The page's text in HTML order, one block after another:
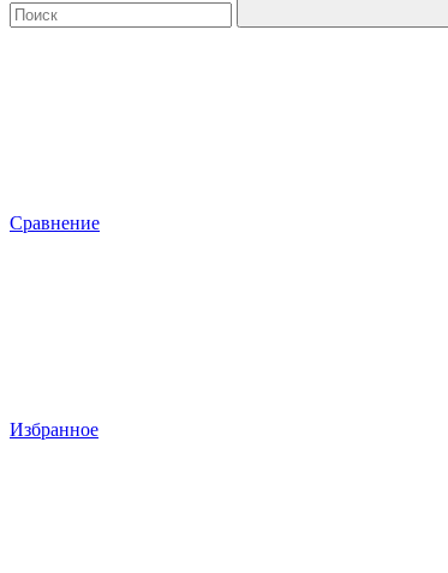
Сравнение
Избранное